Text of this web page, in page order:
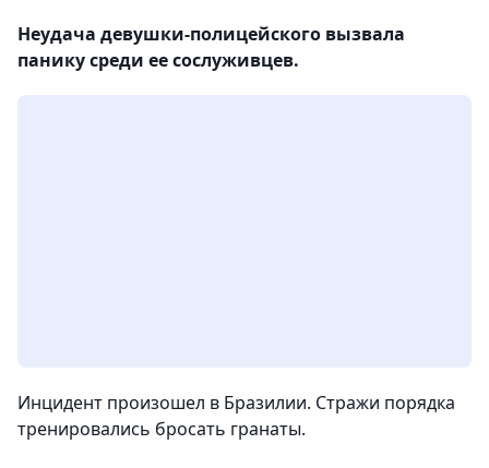
Неудача девушки-полицейского вызвала
панику среди ее сослуживцев.
Инцидент произошел в Бразилии. Стражи порядка
тренировались бросать гранаты.